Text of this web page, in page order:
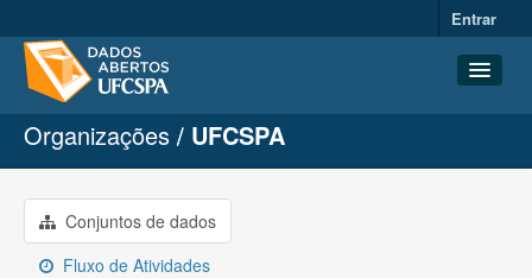
Entrar
Conjuntos de dados
Organizações
Grupos
Sobre
Organizações UFCSPA
Conjuntos de dados
Fluxo de Atividades